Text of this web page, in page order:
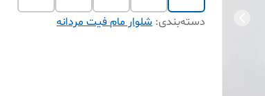
دسته‌بندی:شلوار مام فیت مردانه